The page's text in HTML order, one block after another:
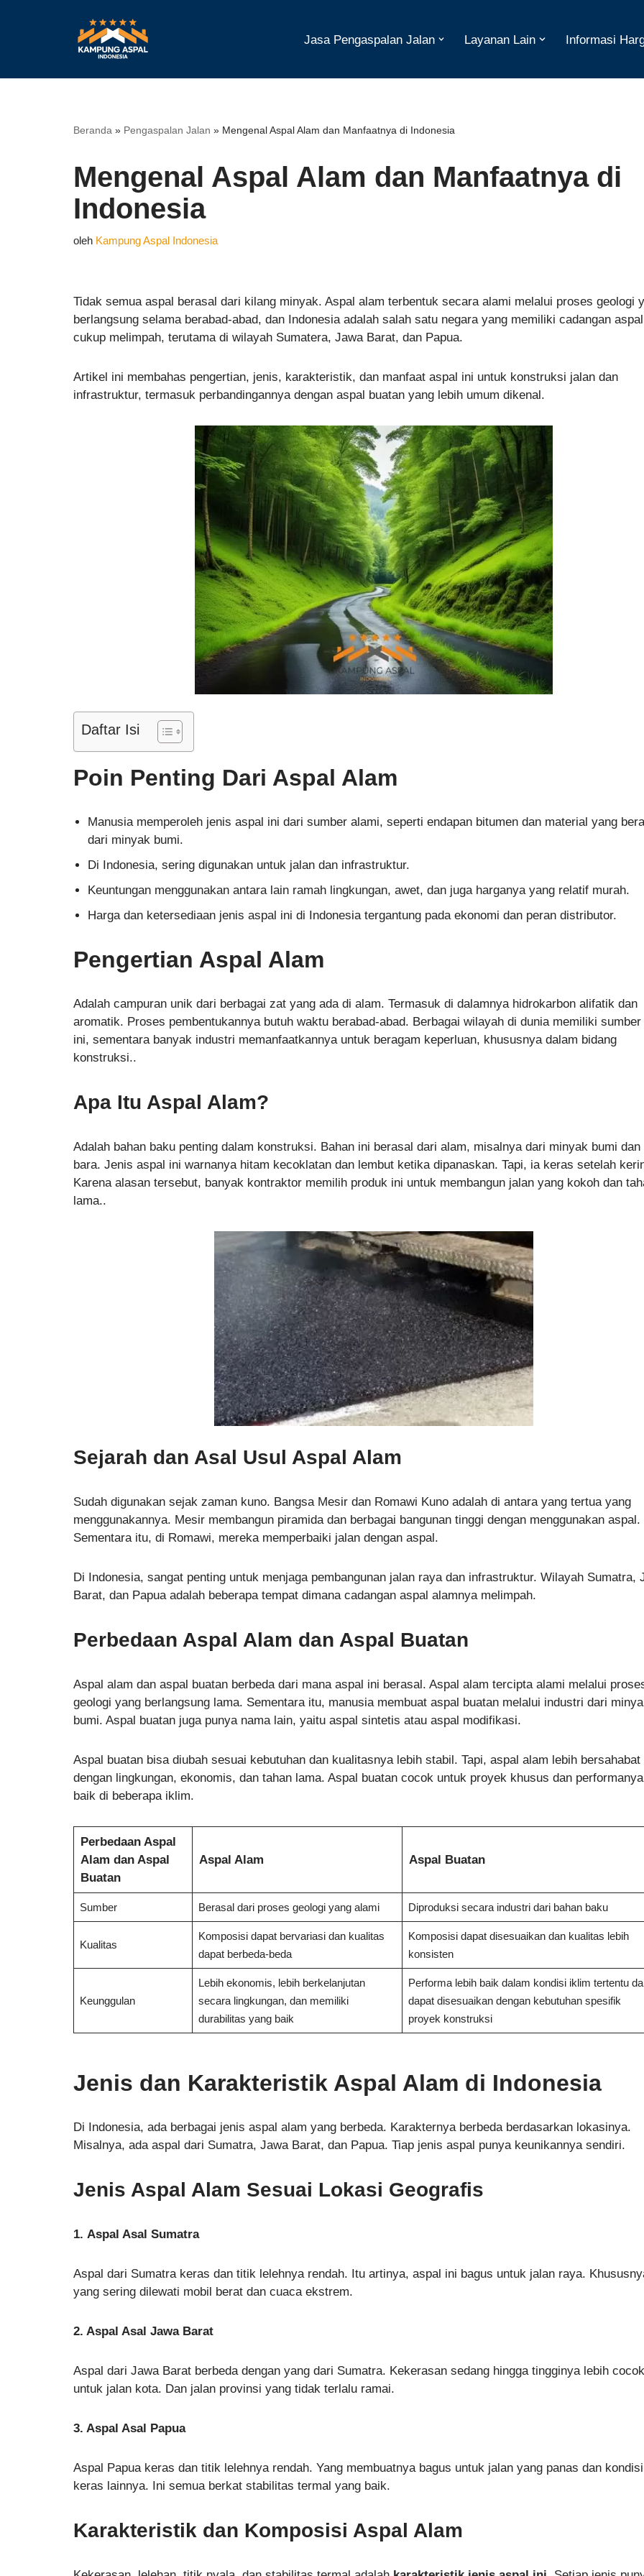
konten
Jasa Pengaspalan Jalan Layanan Lain Informasi
Beranda » Pengaspalan Jalan » Mengenal Aspal Alam dan Manfaatnya di Indonesia
Mengenal Aspal Alam dan Manfaatnya di
Indonesia
oleh Kampung Aspal Indonesia
Tidak semua aspal berasal dari kilang minyak. Aspal alam terbentuk secara alami melalui proses geologi
berlangsung selama berabad-abad, dan Indonesia adalah salah satu negara yang memiliki cadangan
cukup melimpah, terutama di wilayah Sumatera, Jawa Barat, dan Papua.
Artikel ini membahas pengertian, jenis, karakteristik, dan manfaat aspal ini untuk konstruksi jalan dan
infrastruktur, termasuk perbandingannya dengan aspal buatan yang lebih umum dikenal.
Daftar Isi
Poin Penting Dari Aspal Alam
Manusia memperoleh jenis aspal ini dari sumber alami, seperti endapan bitumen dan material yang
dari minyak bumi.
Di Indonesia, sering digunakan untuk jalan dan infrastruktur.
Keuntungan menggunakan antara lain ramah lingkungan, awet, dan juga harganya yang relatif murah.
Harga dan ketersediaan jenis aspal ini di Indonesia tergantung pada ekonomi dan peran distributor.
Pengertian Aspal Alam
Adalah campuran unik dari berbagai zat yang ada di alam. Termasuk di dalamnya hidrokarbon alifatik dan
aromatik. Proses pembentukannya butuh waktu berabad-abad. Berbagai wilayah di dunia memiliki
ini, sementara banyak industri memanfaatkannya untuk beragam keperluan, khususnya dalam bidang
konstruksi..
Apa Itu Aspal Alam?
Adalah bahan baku penting dalam konstruksi. Bahan ini berasal dari alam, misalnya dari minyak bumi dan
bara. Jenis aspal ini warnanya hitam kecoklatan dan lembut ketika dipanaskan. Tapi, ia keras setelah
Karena alasan tersebut, banyak kontraktor memilih produk ini untuk membangun jalan yang kokoh dan
lama..
Sejarah dan Asal Usul Aspal Alam
Sudah digunakan sejak zaman kuno. Bangsa Mesir dan Romawi Kuno adalah di antara yang tertua yang
menggunakannya. Mesir membangun piramida dan berbagai bangunan tinggi dengan menggunakan aspal.
Sementara itu, di Romawi, mereka memperbaiki jalan dengan aspal.
Di Indonesia, sangat penting untuk menjaga pembangunan jalan raya dan infrastruktur. Wilayah Sumatra,
Barat, dan Papua adalah beberapa tempat dimana cadangan aspal alamnya melimpah.
Perbedaan Aspal Alam dan Aspal Buatan
Aspal alam dan aspal buatan berbeda dari mana aspal ini berasal. Aspal alam tercipta alami melalui
geologi yang berlangsung lama. Sementara itu, manusia membuat aspal buatan melalui industri dari
bumi. Aspal buatan juga punya nama lain, yaitu aspal sintetis atau aspal modifikasi.
Aspal buatan bisa diubah sesuai kebutuhan dan kualitasnya lebih stabil. Tapi, aspal alam lebih bersahabat
dengan lingkungan, ekonomis, dan tahan lama. Aspal buatan cocok untuk proyek khusus dan
baik di beberapa iklim.
Perbedaan Aspal
Alam dan Aspal
Buatan
Aspal Alam Aspal Buatan
Sumber Berasal dari proses geologi yang alami Diproduksi secara industri dari bahan baku
Kualitas
Komposisi dapat bervariasi dan kualitas
dapat berbeda-beda
Komposisi dapat disesuaikan dan kualitas lebih
konsisten
Keunggulan
Lebih ekonomis, lebih berkelanjutan
secara lingkungan, dan memiliki
durabilitas yang baik
Performa lebih baik dalam kondisi iklim tertentu
dapat disesuaikan dengan kebutuhan spesifik
proyek konstruksi
Jenis dan Karakteristik Aspal Alam di Indonesia
Di Indonesia, ada berbagai jenis aspal alam yang berbeda. Karakternya berbeda berdasarkan lokasinya.
Misalnya, ada aspal dari Sumatra, Jawa Barat, dan Papua. Tiap jenis aspal punya keunikannya sendiri.
Jenis Aspal Alam Sesuai Lokasi Geografis
1. Aspal Asal Sumatra
Aspal dari Sumatra keras dan titik lelehnya rendah. Itu artinya, aspal ini bagus untuk jalan raya.
yang sering dilewati mobil berat dan cuaca ekstrem.
2. Aspal Asal Jawa Barat
Aspal dari Jawa Barat berbeda dengan yang dari Sumatra. Kekerasan sedang hingga tingginya lebih cocok
untuk jalan kota. Dan jalan provinsi yang tidak terlalu ramai.
3. Aspal Asal Papua
Aspal Papua keras dan titik lelehnya rendah. Yang membuatnya bagus untuk jalan yang panas dan kondisi
keras lainnya. Ini semua berkat stabilitas termal yang baik.
Karakteristik dan Komposisi Aspal Alam